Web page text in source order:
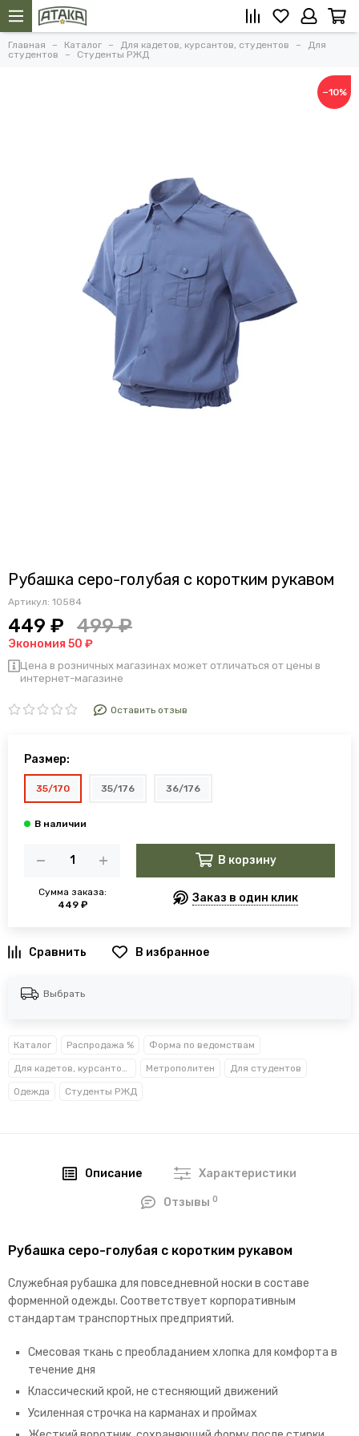
Главная Каталог Для кадетов, курсантов, студентов
Для
студентов
Студенты РЖД
−10%
Рубашка серо-голубая с коротким рукавом
Артикул: 10584
449 ₽ 499 ₽
Экономия 50 ₽
Цена в розничных магазинах может отличаться от цены в
интернет-магазине
Оставить отзыв
Размер:
35/170 35/176 36/176
Сумма заказа:
449 ₽
В корзину
Заказ в один клик
В избранное
Выбрать
Каталог Распродажа % Форма по ведомствам
Для кадетов, курсантов, студентов Метрополитен Для студентов
Одежда Студенты РЖД
Описание Характеристики
Отзывы0
Рубашка серо-голубая с коротким рукавом
Служебная рубашка для повседневной носки в составе
форменной одежды. Соответствует корпоративным
стандартам транспортных предприятий.
Смесовая ткань с преобладанием хлопка для комфорта в
течение дня
Классический крой, не стесняющий движений
Усиленная строчка на карманах и проймах